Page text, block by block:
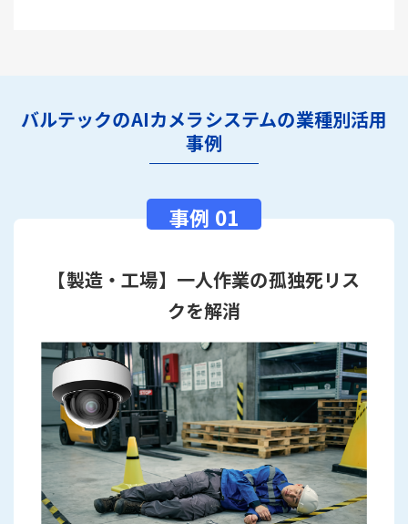
バルテックのAIカメラシステムの業種別活用
事例
【製造・工場】一人作業の孤独死リス
クを解消